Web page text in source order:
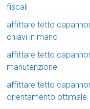
fiscali
affittare tetto
chiavi in mano
affittare tetto
manutenzione
affittare tetto
orientamento ottimale